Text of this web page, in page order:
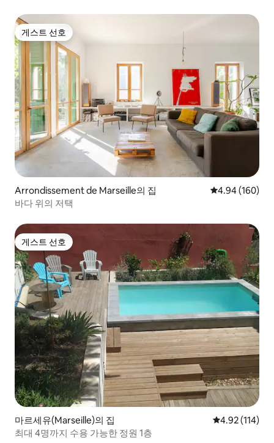
게스트 선호
게스트 선호
Arrondissement de Marseille의 집 평점 4.94점(5
4.94 (160)
바다 위의 저택
게스트 선호
게스트 선호
마르세유(Marseille)의 집 평점 4.92점(5
4.92 (114)
최대 4명까지 수용 가능한 정원 1층